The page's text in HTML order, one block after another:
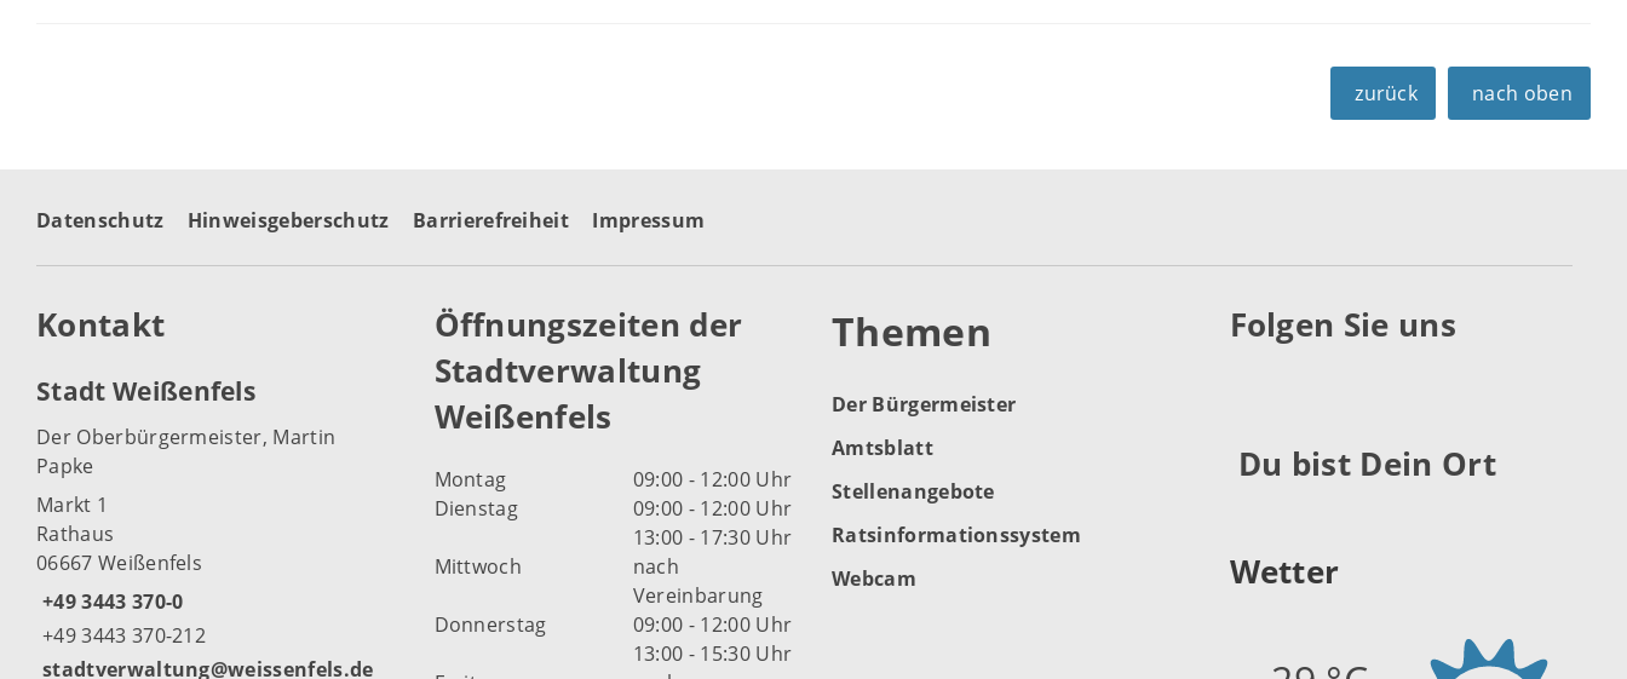
zurück nach oben
Datenschutz Hinweisgeberschutz Barrierefreiheit Impressum
Kontakt
Stadt Weißenfels
Der Oberbürgermeister, Martin
Papke
Markt 1
Rathaus
06667 Weißenfels
+49 3443 370-0
+49 3443 370-212
stadtverwaltung@weissenfels.de
Öffnungszeiten der
Stadtverwaltung
Weißenfels
Montag
09:00 - 12:00 Uhr
Dienstag
09:00 - 12:00 Uhr
13:00 - 17:30 Uhr
Mittwoch
nach
Vereinbarung
Donnerstag
09:00 - 12:00 Uhr
13:00 - 15:30 Uhr
Themen
Der Bürgermeister
Amtsblatt
Stellenangebote
Ratsinformationssystem
Webcam
Folgen Sie uns
Du bist Dein Ort
Wetter